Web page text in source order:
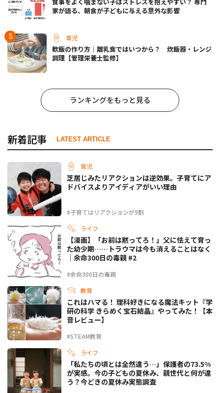
食事をよく噛まない子はストレスを抱えやすい？ 専門
家が語る、朝食が子どもに与える意外な影響
育児
軟飯の作り方｜離乳食ではいつから？ 炊飯器・レンジ
調理【管理栄養士監修】
ランキングをもっと見る
新着記事 LATEST ARTICLE
育児
#子育てはリアクションが9割
芝居じみたリアクションは逆効果。子育てにア
ドバイスよりアイディアがいい理由
ライフ
#余命300日の毒親
【漫画】「お前は黙ってろ！」父に怯えて育っ
た幼少期……トラウマは今も消えることはなく
｜余命300日の毒親 #2
教育
#STEAM教育
これはハマる！ 理科好きになる魔法キット『学
研の科学 きらめく宝石結晶』やってみた！【本
音レビュー】
ライフ
「私たちの頃とは全然違う…」保護者の73.5%
が実感。今の子どもの夏休み、親世代と何が違
う？今どきの夏休み実態調査